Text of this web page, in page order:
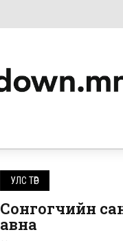
УЛС ТӨР
Сонгогчийн
авна